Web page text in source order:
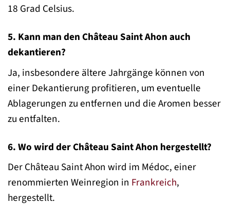
18 Grad Celsius.
5. Kann man den Château Saint Ahon auch
dekantieren?
Ja, insbesondere ältere Jahrgänge können von
einer Dekantierung profitieren, um eventuelle
Ablagerungen zu entfernen und die Aromen besser
zu entfalten.
6. Wo wird der Château Saint Ahon hergestellt?
Der Château Saint Ahon wird im Médoc, einer
renommierten Weinregion in Frankreich,
hergestellt.